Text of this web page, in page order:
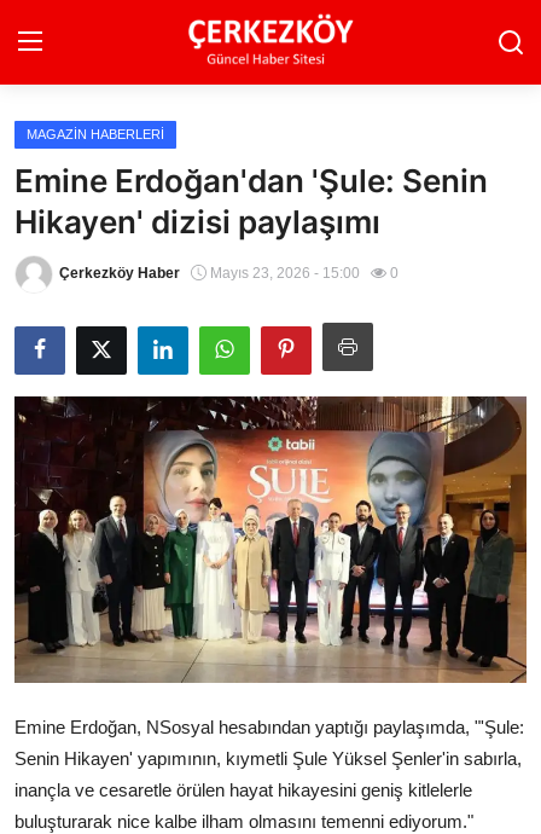
Ana Sayfa
Son Dakika
Ekonomi Haberleri
Magazin Haberleri
Spor Haberleri
Teknoloji Haberleri
Dünya Haberleri
Çerkezköy
MAGAZIN HABERLERI
Emine Erdoğan'dan 'Şule: Senin
Hikayen' dizisi paylaşımı
Çerkezköy Haber Mayıs 23, 2026 - 15:00 0
Emine Erdoğan, NSosyal hesabından yaptığı paylaşımda, "'Şule:
Senin Hikayen' yapımının, kıymetli Şule Yüksel Şenler'in sabırla,
inançla ve cesaretle örülen hayat hikayesini geniş kitlelerle
buluşturarak nice kalbe ilham olmasını temenni ediyorum."